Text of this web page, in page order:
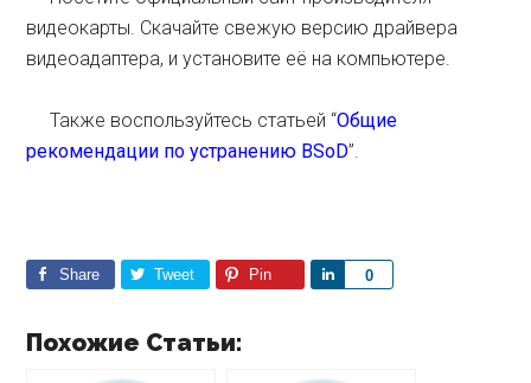
видеокарты. Скачайте свежую версию драйвера
видеоадаптера, и установите её на компьютере.
Также воспользуйтесь статьей “Общие
рекомендации по устранению BSoD”.
Share Tweet Pin 0
Похожие Статьи: